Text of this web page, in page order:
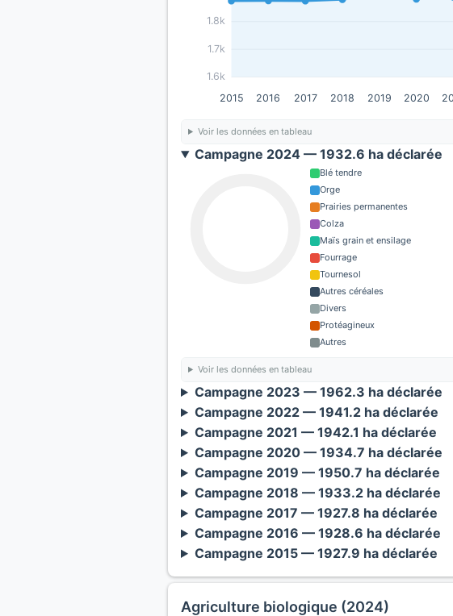
1.6k
1.7k
1.8k
2015 2016 2017 2018 2019 2020
Voir les données en tableau
Campagne 2024 — 1932.6 ha déclarée
Blé tendre
Orge
Prairies permanentes
Colza
Maïs grain et ensilage
Fourrage
Tournesol
Autres céréales
Divers
Protéagineux
Autres
Voir les données en tableau
Campagne 2023 — 1962.3 ha déclarée
Campagne 2022 — 1941.2 ha déclarée
Campagne 2021 — 1942.1 ha déclarée
Campagne 2020 — 1934.7 ha déclarée
Campagne 2019 — 1950.7 ha déclarée
Campagne 2018 — 1933.2 ha déclarée
Campagne 2017 — 1927.8 ha déclarée
Campagne 2016 — 1928.6 ha déclarée
Campagne 2015 — 1927.9 ha déclarée
Agriculture biologique (2024)